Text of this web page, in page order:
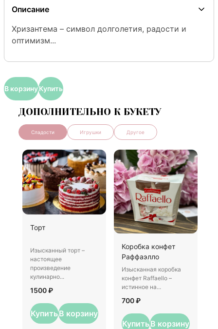
Описание
Хризантема – символ долголетия, радости и
оптимизм...
В корзинуКупить
ДОПОЛНИТЕЛЬНО К БУКЕТУ
Сладости Игрушки Другое
Торт
Изысканный торт –
настоящее
произведение
кулинарно...
1500 ₽
КупитьВ корзину
Коробка конфет
Раффаэлло
Изысканная коробка
конфет Raffaello –
истинное на...
700 ₽
КупитьВ корзину